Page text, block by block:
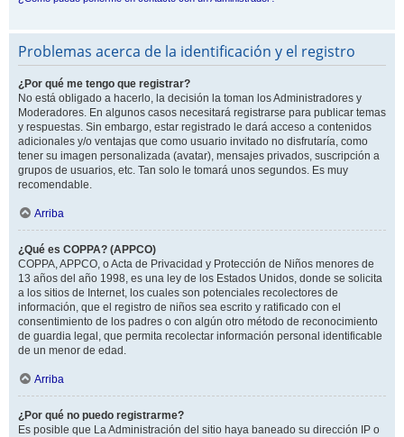
Problemas acerca de la identificación y el registro
¿Por qué me tengo que registrar?
No está obligado a hacerlo, la decisión la toman los Administradores y
Moderadores. En algunos casos necesitará registrarse para publicar temas
y respuestas. Sin embargo, estar registrado le dará acceso a contenidos
adicionales y/o ventajas que como usuario invitado no disfrutaría, como
tener su imagen personalizada (avatar), mensajes privados, suscripción a
grupos de usuarios, etc. Tan solo le tomará unos segundos. Es muy
recomendable.
Arriba
¿Qué es COPPA? (APPCO)
COPPA, APPCO, o Acta de Privacidad y Protección de Niños menores de
13 años del año 1998, es una ley de los Estados Unidos, donde se solicita
a los sitios de Internet, los cuales son potenciales recolectores de
información, que el registro de niños sea escrito y ratificado con el
consentimiento de los padres o con algún otro método de reconocimiento
de guardia legal, que permita recolectar información personal identificable
de un menor de edad.
Arriba
¿Por qué no puedo registrarme?
Es posible que La Administración del sitio haya baneado su dirección IP o